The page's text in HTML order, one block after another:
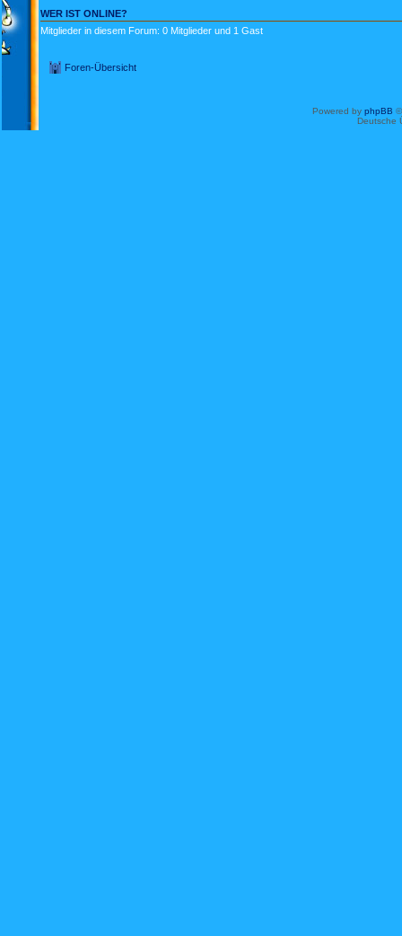
WER IST ONLINE?
Mitglieder in diesem Forum: 0 Mitglieder und 1 Gast
Foren-Übersicht
Powered by phpBB
Deutsche